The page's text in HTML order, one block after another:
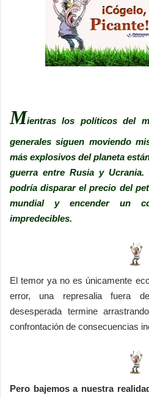
Mientras los políticos del
generales siguen moviendo
más explosivos del planeta
guerra entre Rusia y
podría disparar el precio del
mundial y encender un
impredecibles.
El temor ya no es únicamente
error, una represalia fuera
desesperada termine
confrontación de consecuencias
Pero bajemos a nuestra